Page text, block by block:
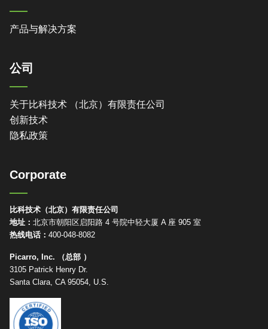
产品与解决方案
公司
关于比科技术 （北京）有限责任公司
创新技术
隐私政策
Corporate
比科技术（北京）有限责任公司
地址： 北京市朝阳区启阳路 4 号院中轻大厦 A 座 905 室
热线电话： 400-048-8082
Picarro, Inc. （总部 ）
3105 Patrick Henry Dr.
Santa Clara, CA 95054, U.S.